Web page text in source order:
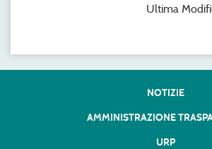
Ultima
NOTIZIE
AMMINISTRAZIONE
URP